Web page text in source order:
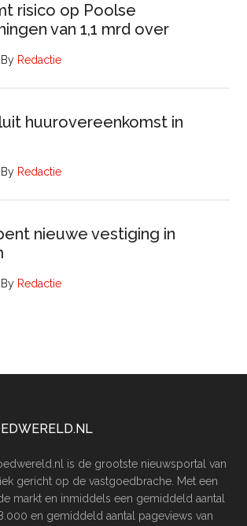
risico op Poolse
van 1,1 mrd over
By Redactie
huurovereenkomst in
By Redactie
nieuwe vestiging in
By Redactie
is de grootste nieuwsportal van
gericht op de vastgoedbrache. Met een
markt en inmiddels een gemiddeld aantal
en gemiddeld aantal pageviews van